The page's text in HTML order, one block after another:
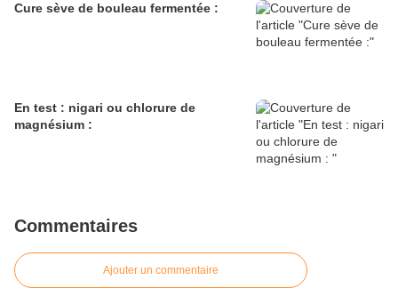
Cure sève de bouleau fermentée :
En test : nigari ou chlorure de
magnésium :
Commentaires
Ajouter un commentaire